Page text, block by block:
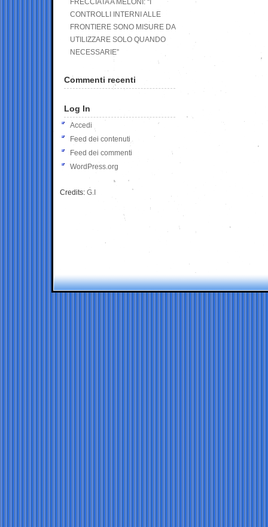
FRECCIATA A MELONI: “I
CONTROLLI INTERNI ALLE
FRONTIERE SONO MISURE DA
UTILIZZARE SOLO QUANDO
NECESSARIE”
Commenti recenti
Log In
Accedi
Feed dei contenuti
Feed dei commenti
WordPress.org
Credits: G.I